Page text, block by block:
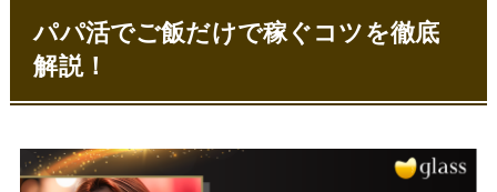
パパ活でご飯だけで稼ぐコツを徹底
解説！